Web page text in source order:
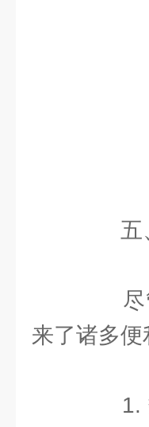
五、
尽管
来了诸多
1. 数